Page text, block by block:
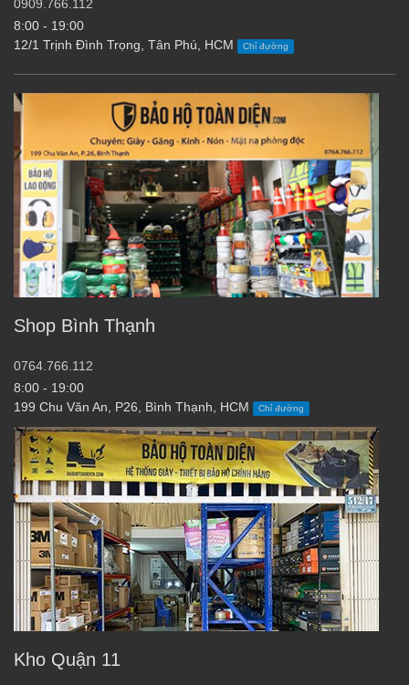
0909.766.112
8:00 - 19:00
12/1 Trịnh Đình Trọng, Tân Phú, HCM
Chỉ đường
Shop Bình Thạnh
0764.766.112
8:00 - 19:00
199 Chu Văn An, P26, Bình Thạnh, HCM
Chỉ đường
Kho Quận 11